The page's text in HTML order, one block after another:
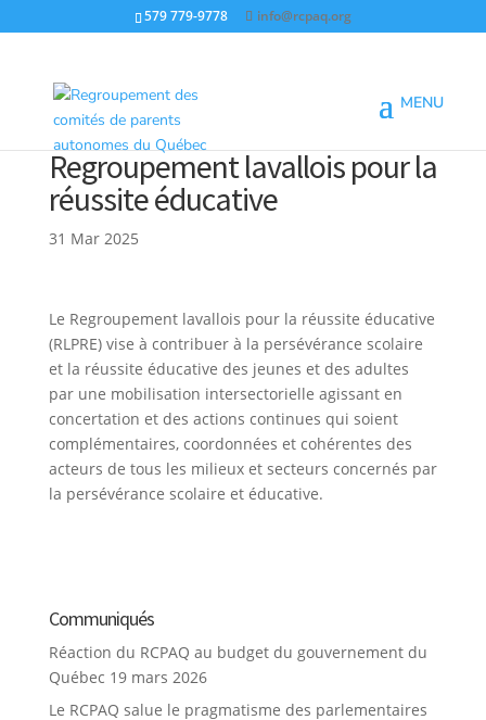
579 779-9778 info@rcpaq.org
Regroupement lavallois pour la
réussite éducative
31 Mar 2025
Le Regroupement lavallois pour la réussite éducative
(RLPRE) vise à contribuer à la persévérance scolaire
et la réussite éducative des jeunes et des adultes
par une mobilisation intersectorielle agissant en
concertation et des actions continues qui soient
complémentaires, coordonnées et cohérentes des
acteurs de tous les milieux et secteurs concernés par
la persévérance scolaire et éducative.
Communiqués
Réaction du RCPAQ au budget du gouvernement du
Québec 19 mars 2026
Le RCPAQ salue le pragmatisme des parlementaires